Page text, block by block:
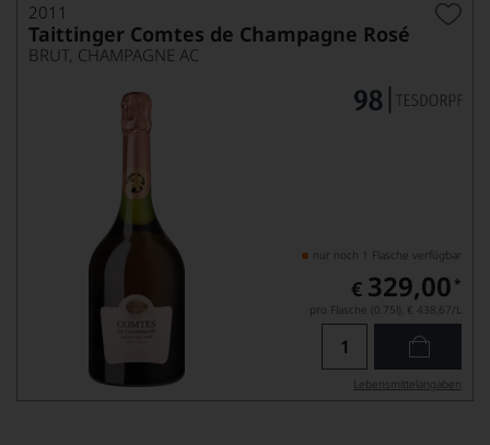
2011
Taittinger Comtes de Champagne Rosé
BRUT, CHAMPAGNE AC
nur noch 1 Flasche verfügbar
€ 329,00 *
pro Flasche (0.75l), € 438,67/L
Lebensmittel­angaben